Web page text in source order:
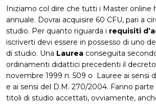
Iniziamo col dire che tutti i Master online
annuale. Dovrai acquisire 60 CFU, pari a
studio. Per quanto riguarda i requisiti
iscriverti devi essere in possesso di uno
di studio. Una Laurea conseguita
ordinamenti didattici precedenti il
novembre 1999 n. 509 o Lauree ai sensi
e ai sensi del D.M. 270/2004. Fanno
titoli di studio accettati, ovviamente,